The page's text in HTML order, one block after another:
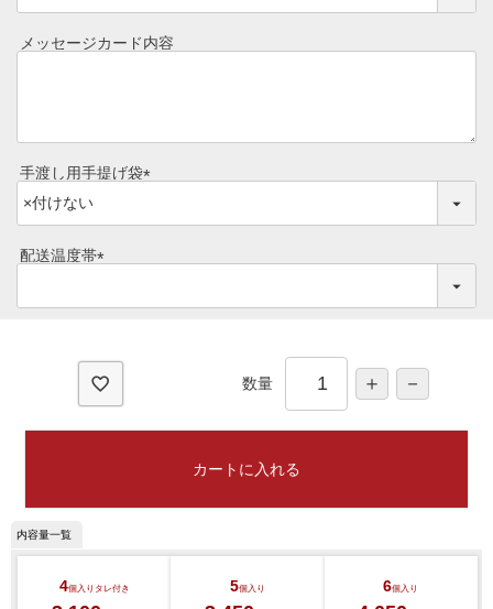
食べ方からから探す
すき焼き
必
須
メッセージカード内容
手渡し用手提げ袋
必
配送温度帯
必
数量
カートに入れる
4個入り タレ付き 5個入り 6個入り